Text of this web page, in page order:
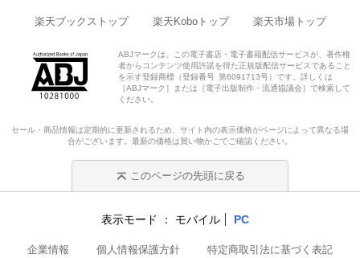
楽天ブックストップ 楽天Koboトップ 楽天市場トップ
ABJマークは、この電子書店・電子書籍配信サービスが、著作権
者からコンテンツ使用許諾を得た正規版配信サービスであること
を示す登録商標（登録番号 第6091713号）です。詳しくは
［ABJマーク］または［電子出版制作・流通協議会］で検索して
ください。
セール・商品情報は定期的に更新されるため、サイト内の表示価格がページによって異なる場
合がございます。最新の価格は買い物かごでご確認ください。
このページの先頭に戻る
表示モード モバイル PC
企業情報 個人情報保護方針 特定商取引法に基づく表記